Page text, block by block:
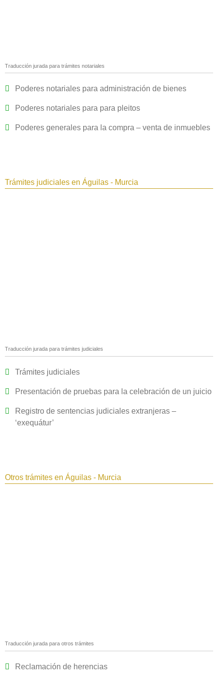
Traducción jurada para trámites notariales
Poderes notariales para administración de bienes
Poderes notariales para para pleitos
Poderes generales para la compra – venta de inmuebles
Trámites judiciales en Águilas - Murcia
Traducción jurada para trámites judiciales
Trámites judiciales
Presentación de pruebas para la celebración de un juicio
Registro de sentencias judiciales extranjeras –
‘exequátur’
Otros trámites en Águilas - Murcia
Traducción jurada para otros trámites
Reclamación de herencias